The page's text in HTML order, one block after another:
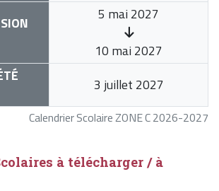
Calendrier Scolaire ZONE C 2026-2027
5 mai 2027
10 mai 2027
3 juillet 2027
à télécharger / à